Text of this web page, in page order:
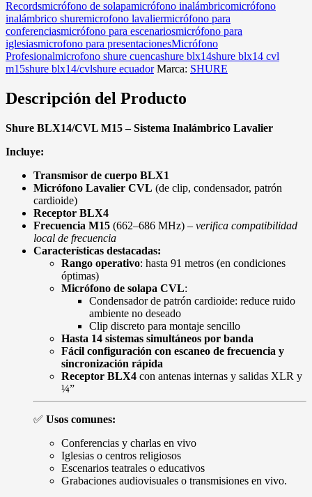
Recordsmicrófono de solapamicrófono inalámbricomicrófono
inalámbrico shuremicrofono lavaliermicrófono para
conferenciasmicrófono para escenariosmicrófono para
iglesiasmicrofono para presentacionesMicrófono
Profesionalmicrofono shure cuencashure blx14shure blx14 cvl
m15shure blx14/cvlshure ecuador Marca: SHURE
Descripción del Producto
Shure BLX14/CVL M15 – Sistema Inalámbrico Lavalier
Incluye:
Transmisor de cuerpo BLX1
Micrófono Lavalier CVL (de clip, condensador, patrón
cardioide)
Receptor BLX4
Frecuencia M15 (662–686 MHz) – verifica compatibilidad
local de frecuencia
Características destacadas:
Rango operativo: hasta 91 metros (en condiciones
óptimas)
Micrófono de solapa CVL:
Condensador de patrón cardioide: reduce ruido
ambiente no deseado
Clip discreto para montaje sencillo
Hasta 14 sistemas simultáneos por banda
Fácil configuración con escaneo de frecuencia y
sincronización rápida
Receptor BLX4 con antenas internas y salidas XLR y
¼”
✅ Usos comunes:
Conferencias y charlas en vivo
Iglesias o centros religiosos
Escenarios teatrales o educativos
Grabaciones audiovisuales o transmisiones en vivo.